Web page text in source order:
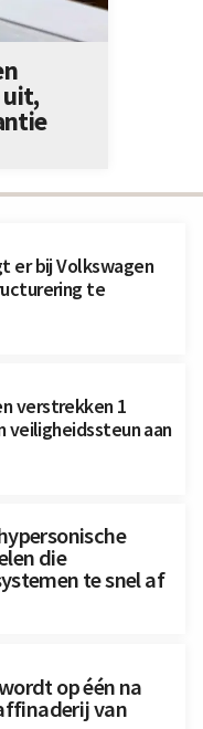
er bij Volkswagen
te
verstrekken 1
veiligheidssteun aan
die
te snel af
op één na
van
uit,